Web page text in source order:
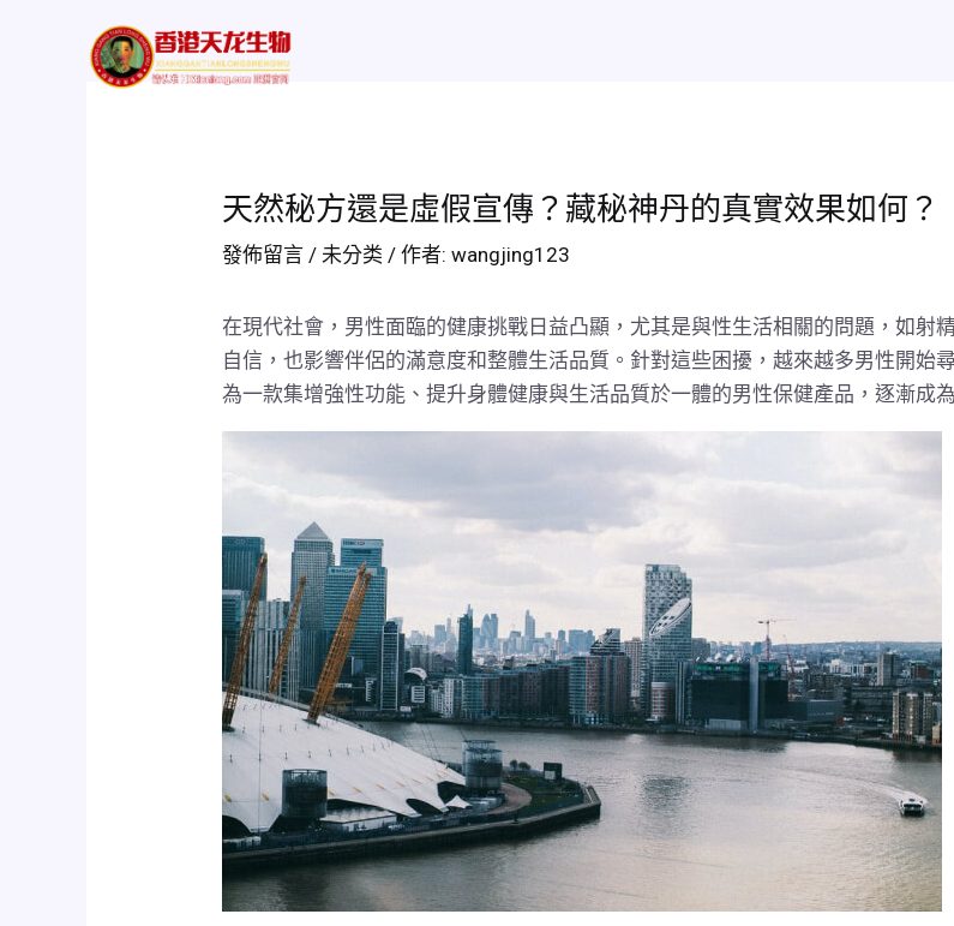
天然秘方還是虛假宣傳？藏秘神丹的真實效果如何？
發佈留言 / 未分类 / 作者:wangjing123
在現代社會，男性面臨的健康挑戰日益凸顯，尤其是與性生活相關的問題，如射
自信，也影響伴侶的滿意度和整體生活品質。針對這些困擾，越來越多男性開始
為一款集增強性功能、提升身體健康與生活品質於一體的男性保健產品，逐漸成
navigation